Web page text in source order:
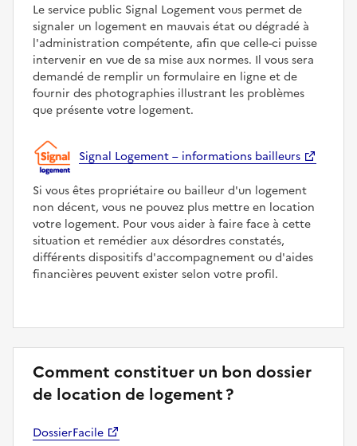
Le service public Signal Logement vous permet de
signaler un logement en mauvais état ou dégradé à
l'administration compétente, afin que celle-ci puisse
intervenir en vue de sa mise aux normes. Il vous sera
demandé de remplir un formulaire en ligne et de
fournir des photographies illustrant les problèmes
que présente votre logement.
Signal Logement – informations bailleurs
Si vous êtes propriétaire ou bailleur d'un logement
non décent, vous ne pouvez plus mettre en location
votre logement. Pour vous aider à faire face à cette
situation et remédier aux désordres constatés,
différents dispositifs d'accompagnement ou d'aides
financières peuvent exister selon votre profil.
Comment constituer un bon dossier
de location de logement ?
DossierFacile